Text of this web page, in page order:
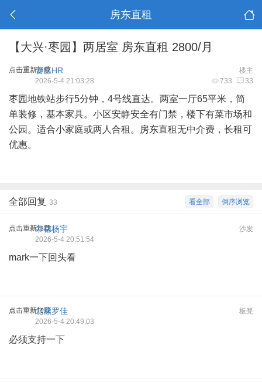
房东直租
【大兴·枣园】两居室 房东直租 2800/月
点击重新加载 楼主
管庄HR
733 33
2026-5-4 21:03:28
枣园地铁站步行5分钟，4号线直达。两室一厅65平米，简
单装修，基本家具。小区安静安全有门禁，楼下有菜市场和
公园。适合小家庭或两人合租。房东直租无中介费，长租可
优惠。
倒序浏览
看全部
全部回复 33
点击重新加载 沙发
帝都杨宇
2026-5-4 20:51:54
mark一下回头看
点击重新加载 板凳
北漂罗佳
2026-5-4 20:49:03
必须支持一下